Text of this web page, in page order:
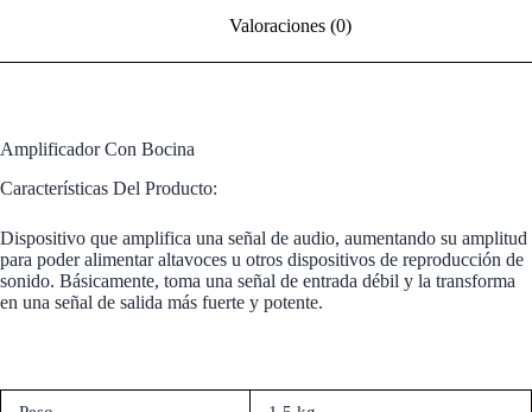
Valoraciones (0)
Amplificador Con Bocina
Características Del Producto:
Dispositivo que amplifica una señal de audio, aumentando su amplitud
para poder alimentar altavoces u otros dispositivos de reproducción de
sonido. Básicamente, toma una señal de entrada débil y la transforma
en una señal de salida más fuerte y potente.